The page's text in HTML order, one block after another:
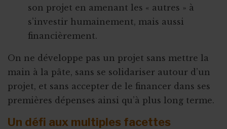
son projet en amenant les « autres » à
s’investir humainement, mais aussi
financièrement.
On ne développe pas un projet sans mettre la
main à la pâte, sans se solidariser autour d’un
projet, et sans accepter de le financer dans ses
premières dépenses ainsi qu’à plus long terme.
Un défi aux multiples facettes